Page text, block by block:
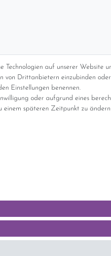
Technologien auf unserer Website
von Drittanbietern einzubinden
Einstellungen benennen.
oder aufgrund eines
einem späteren Zeitpunkt zu